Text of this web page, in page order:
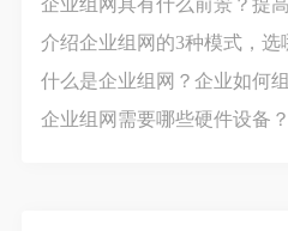
介绍企业组网的3种模式，选
什么是企业组网？企业如何
企业组网需要哪些硬件设备？